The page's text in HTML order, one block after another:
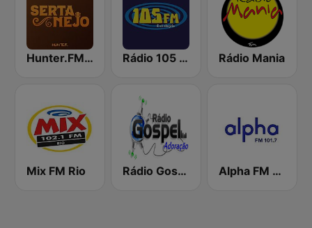
Hunter.FM - Sertanejo Rádio 105 FM Rádio Mania
Mix FM Rio Rádio Gospel Adoração Alpha FM 101.7